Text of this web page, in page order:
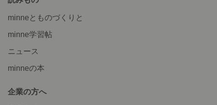
minneとものづくりと
minne学習帖
ニュース
minneの本
企業の方へ